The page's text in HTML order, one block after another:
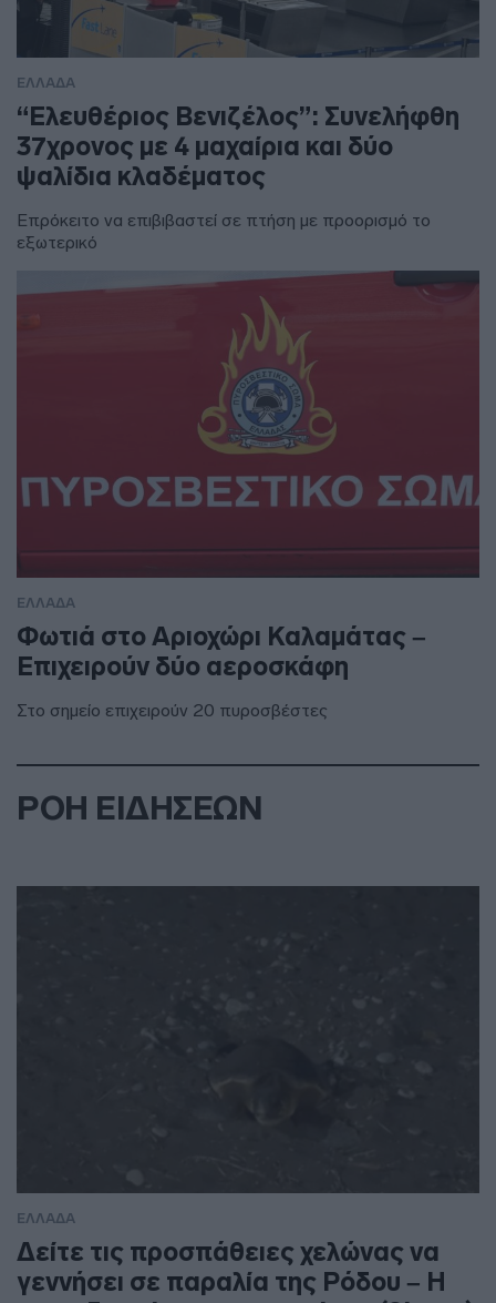
ΕΛΛΑΔΑ
“Ελευθέριος Βενιζέλος”: Συνελήφθη
37χρονος με 4 μαχαίρια και δύο
ψαλίδια κλαδέματος
Επρόκειτο να επιβιβαστεί σε πτήση με προορισμό το
εξωτερικό
ΕΛΛΑΔΑ
Φωτιά στο Αριοχώρι Καλαμάτας –
Επιχειρούν δύο αεροσκάφη
Στο σημείο επιχειρούν 20 πυροσβέστες
ΡΟΗ ΕΙΔΗΣΕΩΝ
ΕΛΛΑΔΑ
Δείτε τις προσπάθειες χελώνας να
γεννήσει σε παραλία της Ρόδου – Η